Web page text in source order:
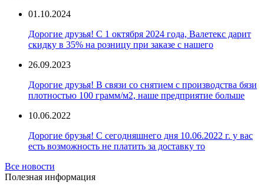
01.10.2024
Дорогие друзья! С 1 октября 2024 года, Валетекс дарит
скидку в 35% на розницу при заказе с нашего
26.09.2023
Дорогие друзья! В связи со снятием с производства бязи
плотностью 100 грамм/м2, наше предприятие больше
10.06.2022
Дорогие брузья! С сегодняшнего дня 10.06.2022 г. у вас
есть возможность не платить за доставку то
Все новости
Полезная информация